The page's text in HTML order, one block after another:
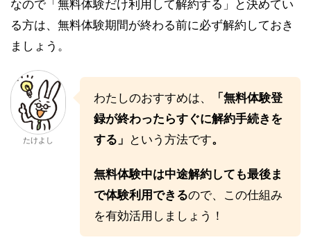
なので「無料体験だけ利用して解約する」と決めてい
る方は、無料体験期間が終わる前に必ず解約しておき
ましょう。
たけよし
わたしのおすすめは、
「無料体験登
録が終わったらすぐに解約手続きを
する」 という方法です。
無料体験中は中途解約しても最後ま
で体験利用できるので、この仕組み
を有効活用しましょう！